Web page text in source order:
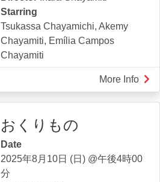
Starring
Tsukassa Chayamichi, Akemy
Chayamiti, Emília Campos
Chayamiti
More Info
おくりもの
Date
2025年8月10日 (日) @午後4時00
分